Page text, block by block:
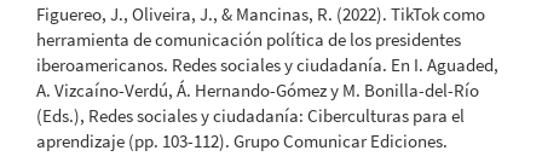
Figuereo, J., Oliveira, J., & Mancinas, R. (2022). TikTok como
herramienta de comunicación política de los presidentes
iberoamericanos. Redes sociales y ciudadanía. En I. Aguaded,
A. Vizcaíno-Verdú, Á. Hernando-Gómez y M. Bonilla-del-Río
(Eds.), Redes sociales y ciudadanía: Ciberculturas para el
aprendizaje (pp. 103-112). Grupo Comunicar Ediciones.